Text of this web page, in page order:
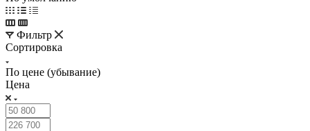
Фильтр
Сортировка
По цене (убывание)
Цена